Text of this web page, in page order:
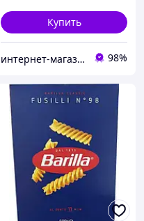
Купить
интернет-магазин "Chaikoff" 98%